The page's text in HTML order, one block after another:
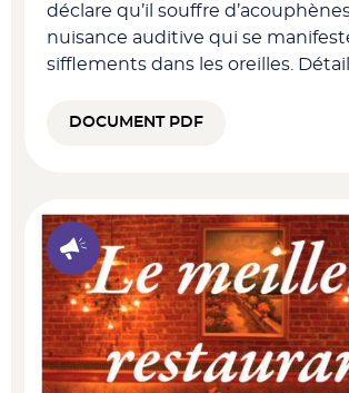
déclare qu’il souffre
nuisance auditive qui se
sifflements dans les oreilles.
DOCUMENT PDF